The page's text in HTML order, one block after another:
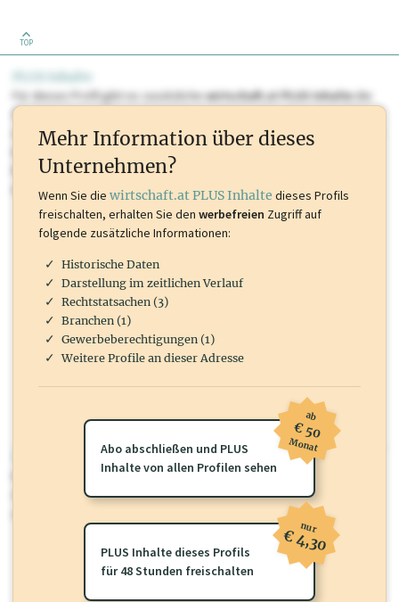
TOP
PLUS Inhalte
Für dieses Profil gibt es zusätzlichewirtschaft.at PLUS Inhaltedie
Sie momentan nicht einsehen können. Schalten Sie dieses Profil frei
oder loggen Sie sich ein um diese Inhalte zu sehen. wirtschaft.at PLUS
Marken, Patente, Rechtstatsachen, OTS-Aussendungen, und viele
mehr.
wirtschaft.at PLUS
Für dieses Profil gibt es zusätzlichewirtschaft.at PLUS Inhalte
Sie momentan nicht einsehen können. Schalten Sie dieses Profil frei
oder loggen Sie sich ein um diese Inhalte zu sehen.
Mehr Information über dieses
Unternehmen?
Wenn Sie die wirtschaft.at PLUS Inhalte dieses Profils
freischalten, erhalten Sie den werbefreien Zugriff auf
folgende zusätzliche Informationen:
Historische Daten
Darstellung im zeitlichen Verlauf
Rechtstatsachen (3)
Branchen (1)
Gewerbeberechtigungen (1)
Weitere Profile an dieser Adresse
Abo abschließen und PLUS
Inhalte von allen Profilen sehen
ab
€ 50
Monat
PLUS Inhalte dieses Profils
für 48 Stunden freischalten
nur
€ 4,30